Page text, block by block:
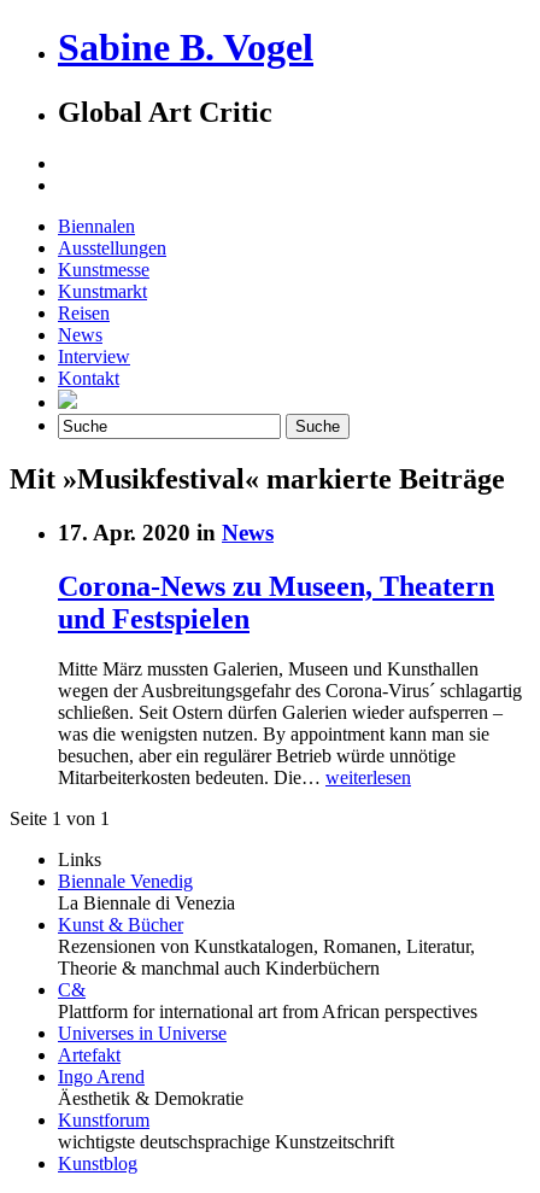
Sabine B. Vogel
Global Art Critic
Biennalen
Ausstellungen
Kunstmesse
Kunstmarkt
Reisen
News
Interview
Kontakt
Mit »Musikfestival« markierte Beiträge
17. Apr. 2020 in News
Corona-News zu Museen, Theatern
und Festspielen
Mitte März mussten Galerien, Museen und Kunsthallen
wegen der Ausbreitungsgefahr des Corona-Virus´ schlagartig
schließen. Seit Ostern dürfen Galerien wieder aufsperren –
was die wenigsten nutzen. By appointment kann man sie
besuchen, aber ein regulärer Betrieb würde unnötige
Mitarbeiterkosten bedeuten. Die… weiterlesen
Seite 1 von 1
Links
Biennale Venedig
La Biennale di Venezia
Kunst & Bücher
Rezensionen von Kunstkatalogen, Romanen, Literatur,
Theorie & manchmal auch Kinderbüchern
C&
Plattform for international art from African perspectives
Universes in Universe
Artefakt
Ingo Arend
Äesthetik & Demokratie
Kunstforum
wichtigste deutschsprachige Kunstzeitschrift
Kunstblog